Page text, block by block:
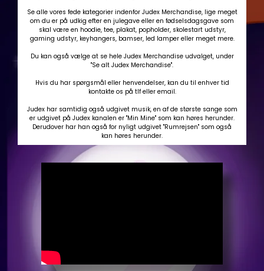
Se alle vores fede kategorier indenfor Judex Merchandise, lige meget
om du er på udkig efter en julegave eller en fødselsdagsgave som
skal være en hoodie, tee, plakat, popholder, skolestart udstyr,
gaming udstyr, keyhangers, bamser, led lamper eller meget mere.
Du kan også vælge at se hele Judex Merchandise udvalget, under
"Se alt Judex Merchandise".
Hvis du har spørgsmål eller henvendelser, kan du til enhver tid
kontakte os på tlf eller email.
Judex har samtidig også udgivet musik, en af de største sange som
er udgivet på Judex kanalen er "Min Mine" som kan høres herunder.
Derudover har han også for nyligt udgivet "Rumrejsen" som også
kan høres herunder.